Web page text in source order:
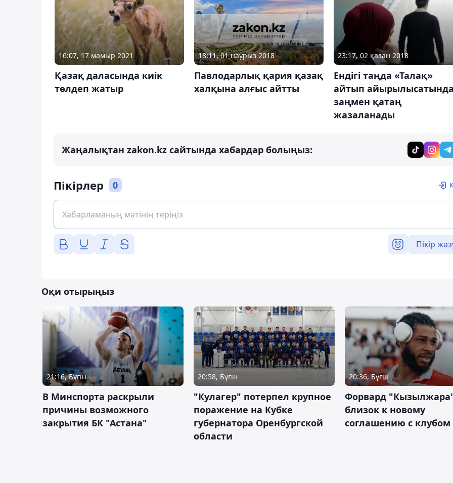
16:07, 17 мамыр 2021
Қазақ даласында киік
төлдеп жатыр
18:11, 01 наурыз 2018
Павлодарлық қария қазақ
халқына алғыс айтты
23:17, 02 қазан 2018
Ендігі таңда «Талақ»
айтып
заңмен қатаң
жазаланады
Жаңалықтан zakon.kz сайтында хабардар болыңыз:
Пікірлер 0
Пікір
Оқи отырыңыз
21:16, Бүгін
В Минспорта раскрыли
причины возможного
закрытия БК "Астана"
20:58, Бүгін
"Кулагер" потерпел крупное
поражение на Кубке
губернатора Оренбургской
области
20:36, Бүгін
Форвард
близок к новому
соглашению с клубом